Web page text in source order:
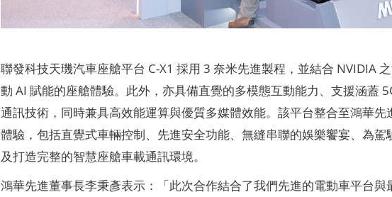
聯發科技天璣汽車座艙平台 C-X1 採用 3 奈米先進製程，並結合 NVIDIA
動 AI 賦能的座艙體驗。此外，亦具備直覺的多模態互動能力、支援涵蓋
通訊技術，同時兼具高效能運算與優質多媒體效能。該平台整合至鴻華
體驗，包括直覺式車輛控制、先進安全功能、無縫串聯的娛樂饗宴、為
及打造完整的智慧座艙車載通訊環境。
鴻華先進董事長李秉彥表示：「此次合作結合了我們先進的電動車平台